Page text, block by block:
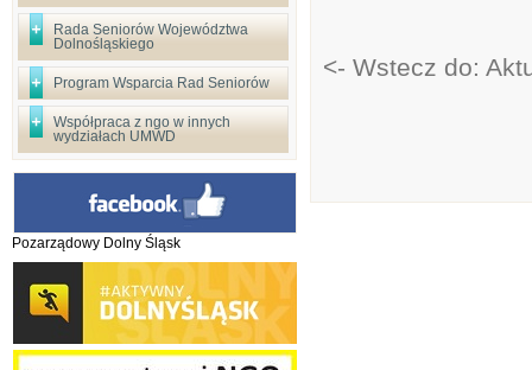
Rada Seniorów Województwa
Dolnośląskiego
Program Wsparcia Rad Seniorów
Współpraca z ngo w innych
wydziałach UMWD
Pozarządowy Dolny Śląsk
<- Wstecz do: